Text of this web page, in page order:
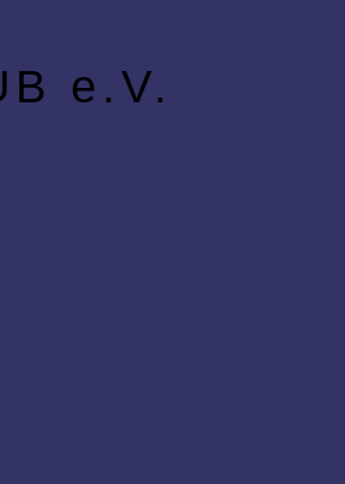
e.V.